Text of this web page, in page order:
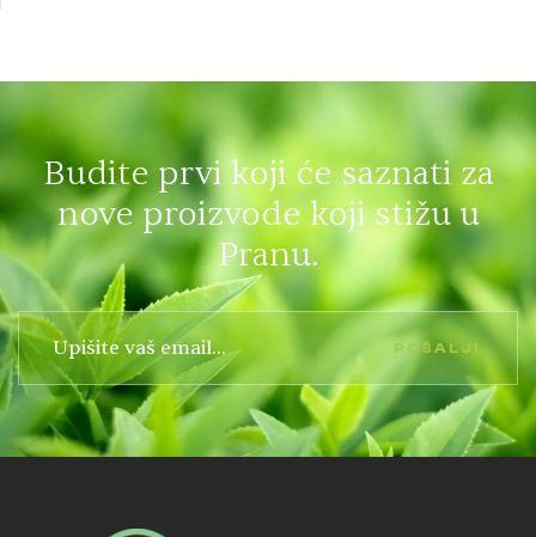
Budite prvi koji će saznati za
nove proizvode koji stižu u
Pranu.
POŠALJI